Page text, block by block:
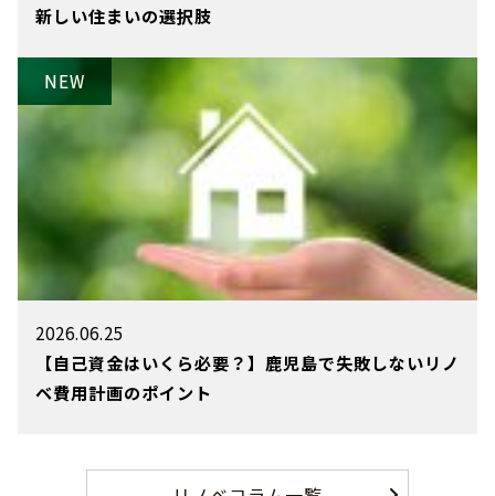
新しい住まいの選択肢
2026.06.25
【自己資金はいくら必要？】鹿児島で失敗しないリノ
ベ費用計画のポイント